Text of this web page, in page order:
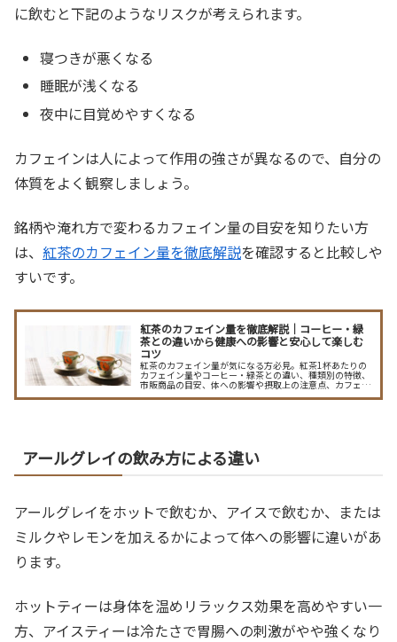
に飲むと下記のようなリスクが考えられます。
寝つきが悪くなる
睡眠が浅くなる
夜中に目覚めやすくなる
カフェインは人によって作用の強さが異なるので、自分の
体質をよく観察しましょう。
銘柄や淹れ方で変わるカフェイン量の目安を知りたい方
は、 紅茶のカフェイン量を徹底解説を確認すると比較しや
すいです。
紅茶のカフェイン量を徹底解説｜コーヒー・緑
茶との違いから健康への影響と安心して楽しむ
コツ
紅茶のカフェイン量が気になる方必見。紅茶1杯あたりの
カフェイン量やコーヒー・緑茶との違い、種類別の特徴、
市販商品の目安、体への影響や摂取上の注意点、カフェイ
ンを控えたい場合の選び方まで詳しく解説します。安心し
て紅茶を楽しむヒントが満載です。
アールグレイの飲み方による違い
アールグレイをホットで飲むか、アイスで飲むか、または
ミルクやレモンを加えるかによって体への影響に違いがあ
ります。
ホットティーは身体を温めリラックス効果を高めやすい一
方、アイスティーは冷たさで胃腸への刺激がやや強くなり